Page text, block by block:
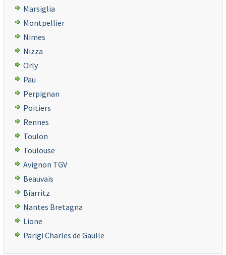
Marsiglia
Montpellier
Nimes
Nizza
Orly
Pau
Perpignan
Poitiers
Rennes
Toulon
Toulouse
Avignon TGV
Beauvais
Biarritz
Nantes Bretagna
Lione
Parigi Charles de Gaulle